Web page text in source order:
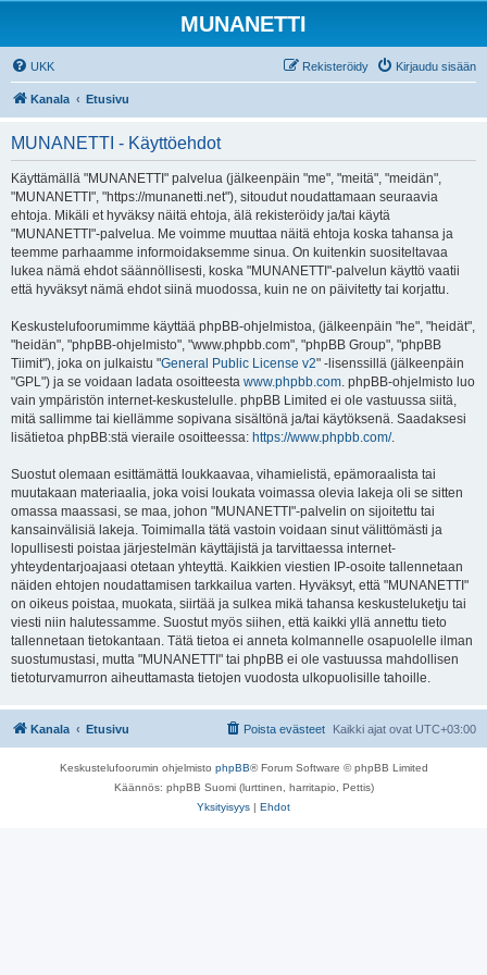
MUNANETTI
UKK Kirjaudu sisään
Rekisteröidy
Kanala Etusivu
MUNANETTI - Käyttöehdot
Käyttämällä "MUNANETTI" palvelua (jälkeenpäin "me", "meitä", "meidän",
"MUNANETTI", "https://munanetti.net"), sitoudut noudattamaan seuraavia
ehtoja. Mikäli et hyväksy näitä ehtoja, älä rekisteröidy ja/tai käytä
"MUNANETTI"-palvelua. Me voimme muuttaa näitä ehtoja koska tahansa ja
teemme parhaamme informoidaksemme sinua. On kuitenkin suositeltavaa
lukea nämä ehdot säännöllisesti, koska "MUNANETTI"-palvelun käyttö vaatii
että hyväksyt nämä ehdot siinä muodossa, kuin ne on päivitetty tai korjattu.
Keskustelufoorumimme käyttää phpBB-ohjelmistoa, (jälkeenpäin "he", "heidät",
"heidän", "phpBB-ohjelmisto", "www.phpbb.com", "phpBB Group", "phpBB
Tiimit"), joka on julkaistu "General Public License v2" -lisenssillä (jälkeenpäin
"GPL") ja se voidaan ladata osoitteesta www.phpbb.com. phpBB-ohjelmisto luo
vain ympäristön internet-keskustelulle. phpBB Limited ei ole vastuussa siitä,
mitä sallimme tai kiellämme sopivana sisältönä ja/tai käytöksenä. Saadaksesi
lisätietoa phpBB:stä vieraile osoitteessa: https://www.phpbb.com/.
Suostut olemaan esittämättä loukkaavaa, vihamielistä, epämoraalista tai
muutakaan materiaalia, joka voisi loukata voimassa olevia lakeja oli se sitten
omassa maassasi, se maa, johon "MUNANETTI"-palvelin on sijoitettu tai
kansainvälisiä lakeja. Toimimalla tätä vastoin voidaan sinut välittömästi ja
lopullisesti poistaa järjestelmän käyttäjistä ja tarvittaessa internet-
yhteydentarjoajaasi otetaan yhteyttä. Kaikkien viestien IP-osoite tallennetaan
näiden ehtojen noudattamisen tarkkailua varten. Hyväksyt, että "MUNANETTI"
on oikeus poistaa, muokata, siirtää ja sulkea mikä tahansa keskusteluketju tai
viesti niin halutessamme. Suostut myös siihen, että kaikki yllä annettu tieto
tallennetaan tietokantaan. Tätä tietoa ei anneta kolmannelle osapuolelle ilman
suostumustasi, mutta "MUNANETTI" tai phpBB ei ole vastuussa mahdollisen
tietoturvamurron aiheuttamasta tietojen vuodosta ulkopuolisille tahoille.
Kanala Etusivu Kaikki ajat ovat UTC+03:00
Poista evästeet
Keskustelufoorumin ohjelmisto phpBB® Forum Software © phpBB Limited
Käännös: phpBB Suomi (lurttinen, harritapio, Pettis)
Yksityisyys | Ehdot